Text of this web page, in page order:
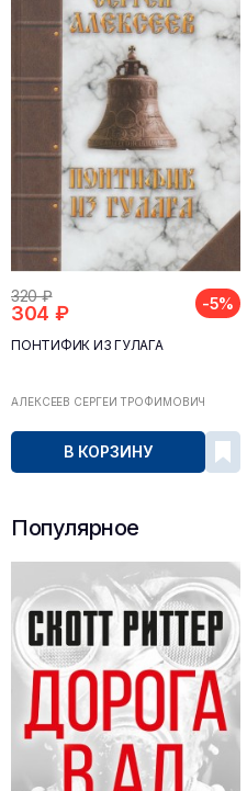
320 ₽
304 ₽ -5%
ПОНТИФИК ИЗ ГУЛАГА
АЛЕКСЕЕВ СЕРГЕЙ ТРОФИМОВИЧ
В КОРЗИНУ
Популярное